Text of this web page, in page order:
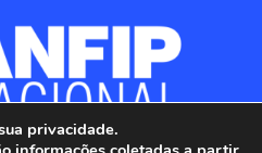
privacidade.